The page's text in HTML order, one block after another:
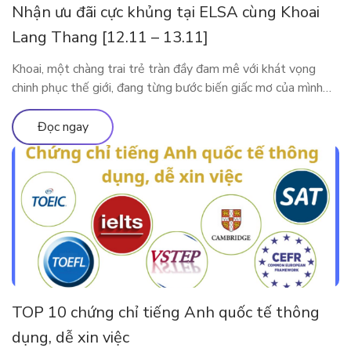
Nhận ưu đãi cực khủng tại ELSA cùng Khoai
Lang Thang [12.11 – 13.11]
Khoai, một chàng trai trẻ tràn đầy đam mê với khát vọng
chinh phục thế giới, đang từng bước biến giấc mơ của mình
thành hiện thực. Tuy nhiên, thử thách lớn nhất mà anh phải
đối mặt trên hành trình này là tiếng Anh. Với ý chí kiên định,
Khoai đã bắt đầu hành […]
Đọc ngay
TOP 10 chứng chỉ tiếng Anh quốc tế thông
dụng, dễ xin việc